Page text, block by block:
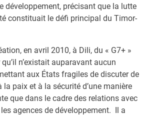
développement, précisant que la lutte
constituait le défi principal du Timor-
en avril 2010, à Dili, du « G7+ »
n’existait auparavant aucun
aux États fragiles de discuter de
la paix et à la sécurité d’une manière
que dans le cadre des relations avec
agences de développement. Il a